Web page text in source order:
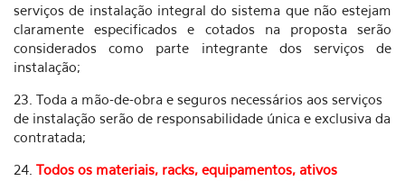
serviços de instalação integral do sistema que não estejam
claramente especificados e cotados na proposta serão
considerados como parte integrante dos serviços de
instalação;
23. Toda a mão-de-obra e seguros necessários aos serviços
de instalação serão de responsabilidade única e exclusiva da
contratada;
24. Todos os materiais, racks, equipamentos, ativos